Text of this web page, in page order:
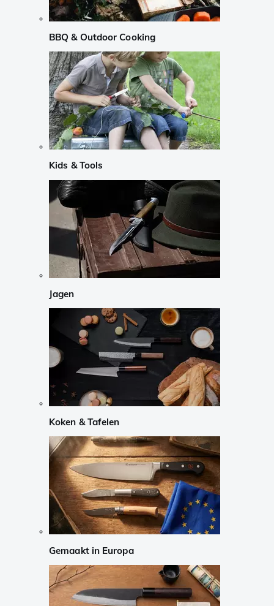
BBQ & Outdoor Cooking
Kids & Tools
Jagen
Koken & Tafelen
Gemaakt in Europa